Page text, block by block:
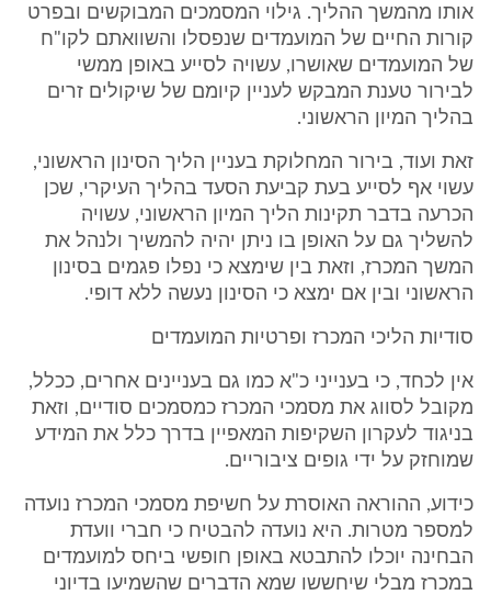
אותו מהמשך ההליך. גילוי המסמכים המבוקשים ובפרט
קורות החיים של המועמדים שנפסלו והשוואתם לקו"ח
של המועמדים שאושרו, עשויה לסייע באופן ממשי
לבירור טענת המבקש לעניין קיומם של שיקולים זרים
בהליך המיון הראשוני.
זאת ועוד, בירור המחלוקת בעניין הליך הסינון הראשוני,
עשוי אף לסייע בעת קביעת הסעד בהליך העיקרי, שכן
הכרעה בדבר תקינות הליך המיון הראשוני, עשויה
להשליך גם על האופן בו ניתן יהיה להמשיך ולנהל את
המשך המכרז, וזאת בין שימצא כי נפלו פגמים בסינון
הראשוני ובין אם ימצא כי הסינון נעשה ללא דופי.
סודיות הליכי המכרז ופרטיות המועמדים
אין לכחד, כי בענייני כ"א כמו גם בעניינים אחרים, ככלל,
מקובל לסווג את מסמכי המכרז כמסמכים סודיים, וזאת
בניגוד לעקרון השקיפות המאפיין בדרך כלל את המידע
שמוחזק על ידי גופים ציבוריים.
כידוע, ההוראה האוסרת על חשיפת מסמכי המכרז נועדה
למספר מטרות. היא נועדה להבטיח כי חברי וועדת
הבחינה יוכלו להתבטא באופן חופשי ביחס למועמדים
במכרז מבלי שיחששו שמא הדברים שהשמיעו בדיוני